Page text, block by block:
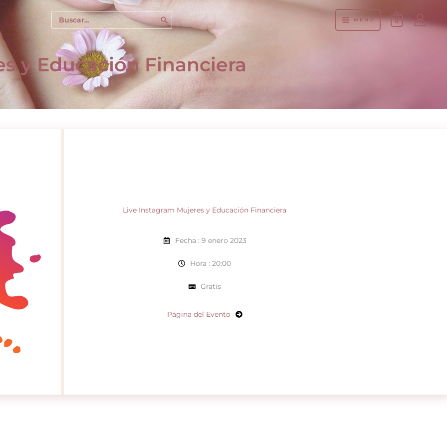
Buscar
por:
MENÚ 0
y Educación Financiera
Live Instagram Mujeres y Educación Financiera
Fecha : 9 enero 2023
Hora : 20:00
Gratis
Página del Evento